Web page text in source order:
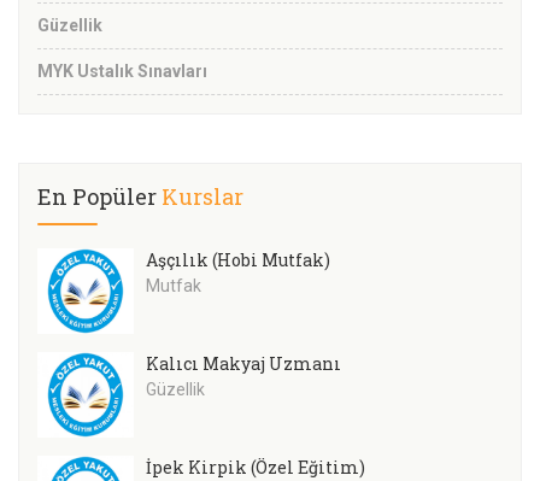
Güzellik
MYK Ustalık Sınavları
En Popüler Kurslar
Aşçılık (Hobi Mutfak)
Mutfak
Kalıcı Makyaj Uzmanı
Güzellik
İpek Kirpik (Özel Eğitim)